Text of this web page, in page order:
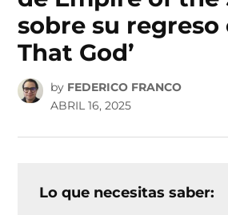
sobre su regreso
That God’
by FEDERICO FRANCO
ABRIL 16, 2025
Lo que necesitas saber: